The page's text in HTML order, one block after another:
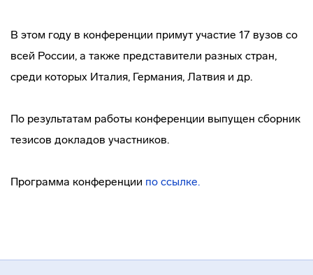
В этом году в конференции примут участие 17 вузов со
всей России, а также представители разных стран,
среди которых Италия, Германия, Латвия и др.
По результатам работы конференции выпущен сборник
тезисов докладов участников.
Программа конференции по ссылке.